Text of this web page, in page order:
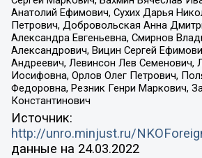
Анатолий Ефимович, Сухих Дарья
Петрович, Добровольская Анна
Александра Евгеньевна, Смирнов
Александрович, Вицин Сергей
Андреевич, Левинсон Лев Семенович,
Иосифовна, Орлов Олег Петрович,
Федоровна, Резник Генри Маркович,
Константинович
Источник:
http://unro.minjust.ru/
данные на 24.03.2022